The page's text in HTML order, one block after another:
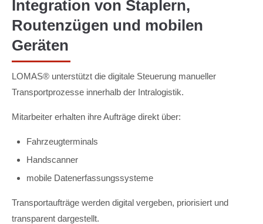
Integration von Staplern,
Routenzügen und mobilen
Geräten
LOMAS® unterstützt die digitale Steuerung manueller
Transportprozesse innerhalb der Intralogistik.
Mitarbeiter erhalten ihre Aufträge direkt über:
Fahrzeugterminals
Handscanner
mobile Datenerfassungssysteme
Transportaufträge werden digital vergeben, priorisiert und
transparent dargestellt.